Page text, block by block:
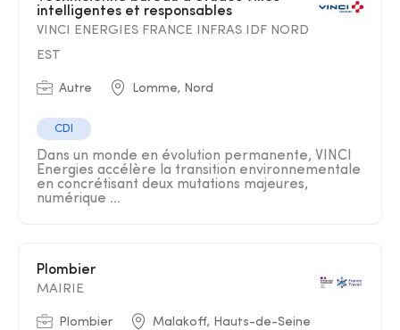
intelligentes et responsables
VINCI ENERGIES FRANCE INFRAS IDF NORD
EST
Autre Lomme, Nord
CDI
Dans un monde en évolution permanente, VINCI
Energies accélère la transition environnementale
en concrétisant deux mutations majeures,
numérique ...
Plombier
MAIRIE
Plombier Malakoff, Hauts-de-Seine